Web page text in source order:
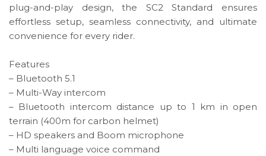
plug-and-play design, the SC2 Standard ensures
effortless setup, seamless connectivity, and ultimate
convenience for every rider.
Features
– Bluetooth 5.1
– Multi-Way intercom
– Bluetooth intercom distance up to 1 km in open
terrain (400m for carbon helmet)
– HD speakers and Boom microphone
– Multi language voice command